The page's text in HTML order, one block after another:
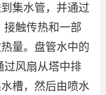
集水管，并通过
接触传热和一部
量。盘管水中的
过风扇从塔中排
槽，然后由喷水